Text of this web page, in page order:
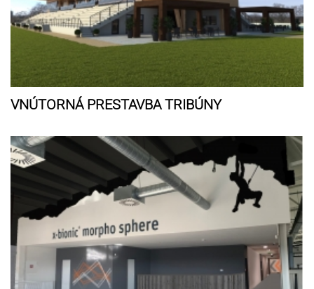
VNÚTORNÁ PRESTAVBA TRIBÚNY